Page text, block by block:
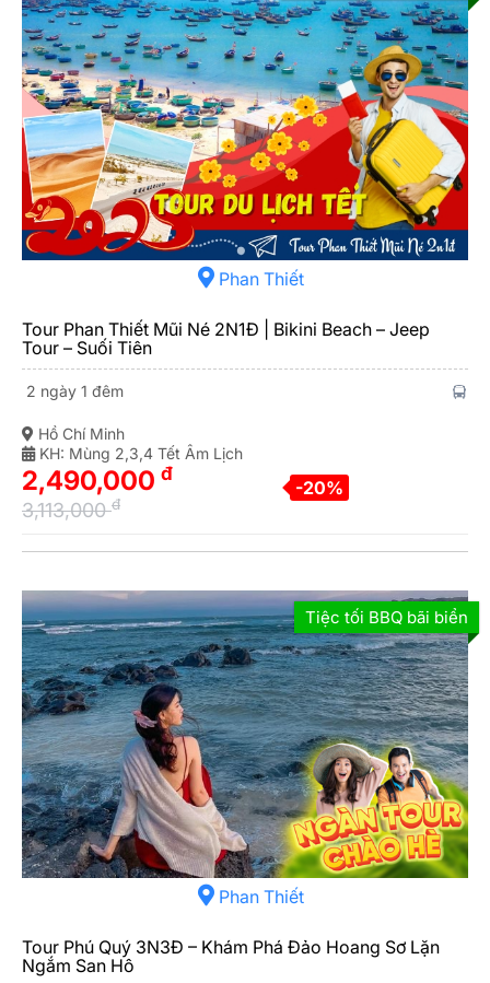
Phan Thiết
Tour Phan Thiết Mũi Né 2N1Đ | Bikini Beach – Jeep
Tour – Suối Tiên
2 ngày 1 đêm
Hồ Chí Minh
KH: Mùng 2,3,4 Tết Âm Lịch
2,490,000 đ
3,113,000đ
-20%
Tiệc tối BBQ bãi biển
Phan Thiết
Tour Phú Quý 3N3Đ – Khám Phá Đảo Hoang Sơ Lặn
Ngắm San Hô